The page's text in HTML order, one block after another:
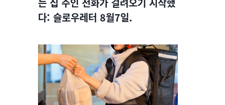
다: 슬로우레터 8월7일.